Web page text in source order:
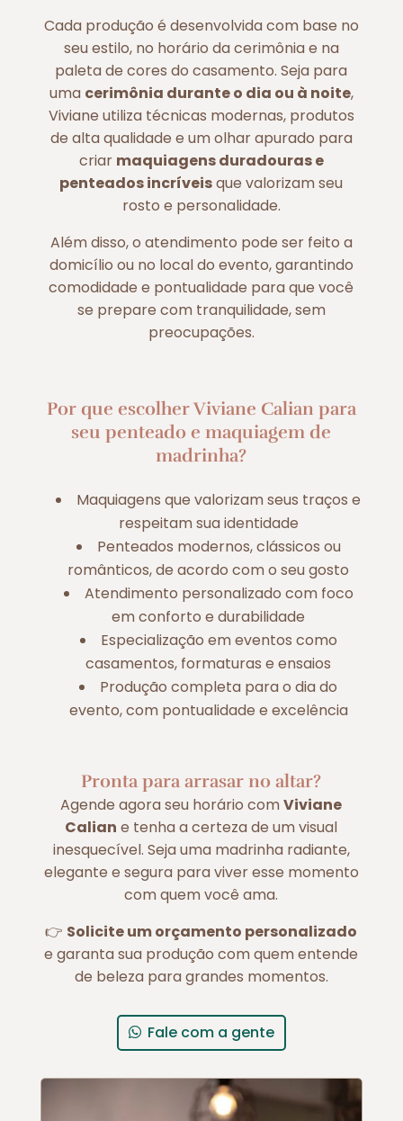
Cada produção é desenvolvida com base no
seu estilo, no horário da cerimônia e na
paleta de cores do casamento. Seja para
uma cerimônia durante o dia ou à noite,
Viviane utiliza técnicas modernas, produtos
de alta qualidade e um olhar apurado para
criar maquiagens duradouras e
penteados incríveisque valorizam seu
rosto e personalidade.
Além disso, o atendimento pode ser feito a
domicílio ou no local do evento, garantindo
comodidade e pontualidade para que você
se prepare com tranquilidade, sem
preocupações.
Por que escolher Viviane Calian para
seu penteado e maquiagem de
madrinha?
Maquiagens que valorizam seus traços e
respeitam sua identidade
Penteados modernos, clássicos ou
românticos, de acordo com o seu gosto
Atendimento personalizado com foco
em conforto e durabilidade
Especialização em eventos como
casamentos, formaturas e ensaios
Produção completa para o dia do
evento, com pontualidade e excelência
Pronta para arrasar no altar?
Agende agora seu horário comViviane
Calian e tenha a certeza de um visual
inesquecível. Seja uma madrinha radiante,
elegante e segura para viver esse momento
com quem você ama.
👉 Solicite um orçamento personalizado
e garanta sua produção com quem entende
de beleza para grandes momentos.
Fale com a gente